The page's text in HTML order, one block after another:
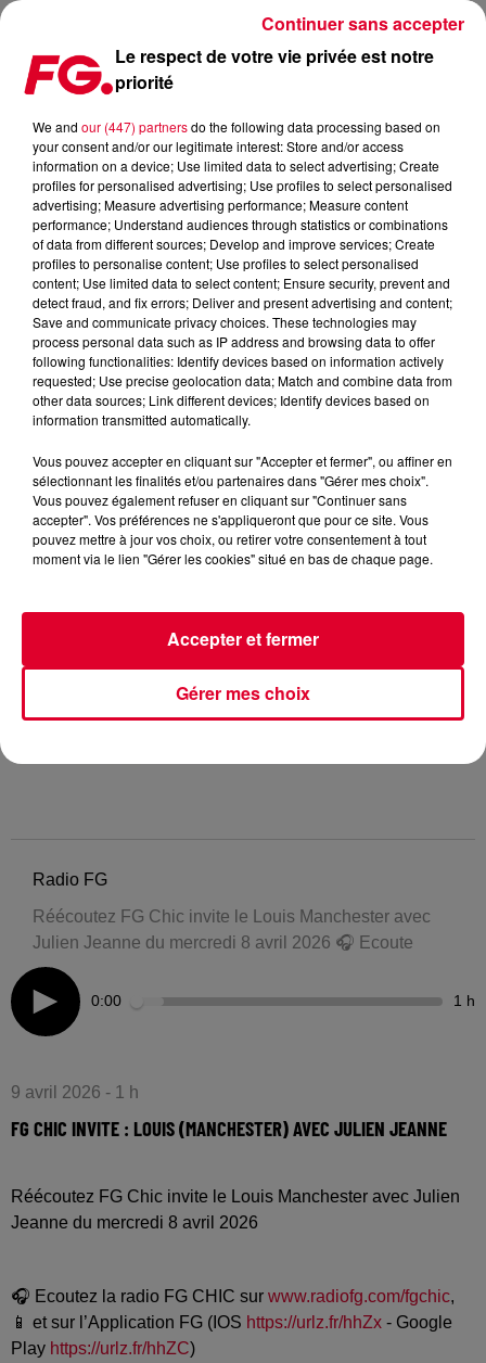
FG CHIC INVITE : LOUIS (MANCHESTER) AVEC JULIEN
Radio FG
Réécoutez FG Chic invite le Louis Manchester avec
Julien Jeanne du mercredi 8 avril 2026 🎧 Ecoute
0:00 1 h
9 avril 2026 - 1 h
FG CHIC INVITE : LOUIS (MANCHESTER) AVEC JULIEN JEANNE
Réécoutez FG Chic invite le Louis Manchester avec Julien
Jeanne du mercredi 8 avril 2026
🎧 Ecoutez la radio FG CHIC sur www.radiofg.com/fgchic,
📱 et sur l’Application FG (IOS https://urlz.fr/hhZx - Google
Play https://urlz.fr/hhZC)
Le respect de votre vie privée est notre
priorité
We and our (447) partnersdo the following data processing based on
your consent and/or our legitimate interest: Store and/or access
information on a device; Use limited data to select advertising; Create
profiles for personalised advertising; Use profiles to select personalised
advertising; Measure advertising performance; Measure content
performance; Understand audiences through statistics or combinations
of data from different sources; Develop and improve services; Create
profiles to personalise content; Use profiles to select personalised
content; Use limited data to select content; Ensure security, prevent and
detect fraud, and fix errors; Deliver and present advertising and content;
Save and communicate privacy choices. These technologies may
process personal data such as IP address and browsing data to offer
following functionalities: Identify devices based on information actively
requested; Use precise geolocation data; Match and combine data from
other data sources; Link different devices; Identify devices based on
information transmitted automatically.
Vous pouvez accepter en cliquant sur "Accepter et fermer", ou affiner en
sélectionnant les finalités et/ou partenaires dans "Gérer mes choix".
Vous pouvez également refuser en cliquant sur "Continuer sans
accepter". Vos préférences ne s'appliqueront que pour ce site. Vous
pouvez mettre à jour vos choix, ou retirer votre consentement à tout
moment via le lien "Gérer les cookies" situé en bas de chaque page.
Gérer mes choix
Accepter et fermer
Continuer sans accepter